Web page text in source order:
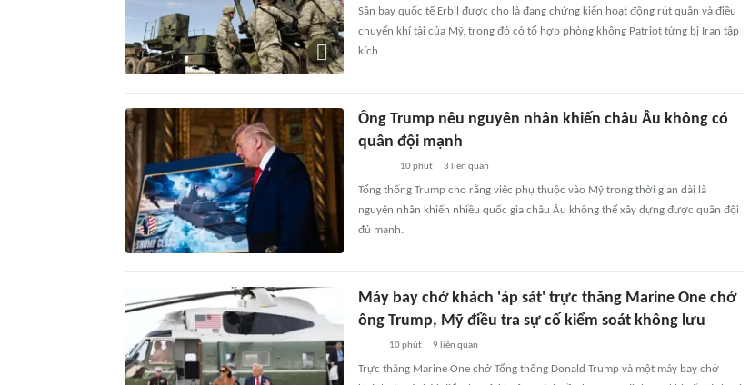
Sân bay quốc tế Erbil được cho là đang chứng kiến hoạt động rút quân và điều
chuyển khí tài của Mỹ, trong đó có tổ hợp phòng không Patriot từng bị Iran tập
kích.
Ông Trump nêu nguyên nhân khiến châu Âu không có
quân đội mạnh
10 phút 3 liên quan
Tổng thống Trump cho rằng việc phụ thuộc vào Mỹ trong thời gian dài là
nguyên nhân khiến nhiều quốc gia châu Âu không thể xây dựng được quân đội
đủ mạnh.
Máy bay chở khách 'áp sát' trực thăng Marine One chở
ông Trump, Mỹ điều tra sự cố kiểm soát không lưu
10 phút 9 liên quan
Trực thăng Marine One chở Tổng thống Donald Trump và một máy bay chở